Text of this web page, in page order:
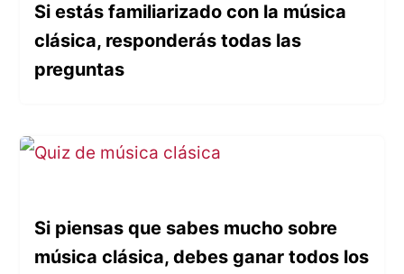
Si estás familiarizado con la música
clásica, responderás todas las
preguntas
Si piensas que sabes mucho sobre
música clásica, debes ganar todos los